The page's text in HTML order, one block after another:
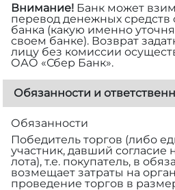
Внимание! Банк может
перевод денежных средств
банка (какую именно
своем банке). Возврат
лицу без комиссии
ОАО «Сбер Банк».
Обязанности и
Обязанности
Победитель торгов (либо
участник, давший согласие
лота), т.е. покупатель, в
возмещает затраты на
проведение торгов в